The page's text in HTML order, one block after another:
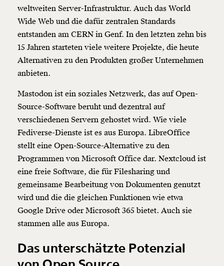
weltweiten Server-Infrastruktur. Auch das World
Wide Web und die dafür zentralen Standards
entstanden am CERN in Genf. In den letzten zehn bis
15 Jahren starteten viele weitere Projekte, die heute
Alternativen zu den Produkten großer Unternehmen
anbieten.
Mastodon ist ein soziales Netzwerk, das auf Open-
Source-Software beruht und dezentral auf
verschiedenen Servern gehostet wird. Wie viele
Fediverse-Dienste ist es aus Europa. LibreOffice
stellt eine Open-Source-Alternative zu den
Programmen von Microsoft Office dar. Nextcloud ist
eine freie Software, die für Filesharing und
gemeinsame Bearbeitung von Dokumenten genutzt
wird und die die gleichen Funktionen wie etwa
Google Drive oder Microsoft 365 bietet. Auch sie
stammen alle aus Europa.
Das unterschätzte Potenzial